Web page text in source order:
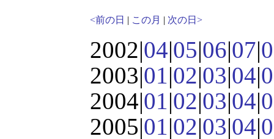
<前の日 | この月 | 次の日>
2002|04|05|06|07|
2003|01|02|03|04|
2004|01|02|03|04|
2005|01|02|03|04|